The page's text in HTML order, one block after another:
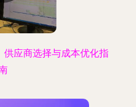
供应商选择与成本优化指